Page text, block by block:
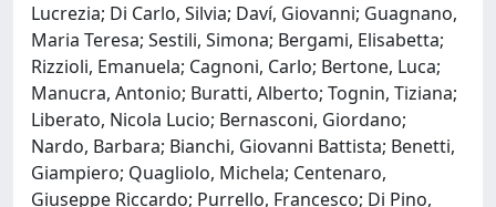
Lucrezia; Di Carlo, Silvia; Daví, Giovanni; Guagnano,
Maria Teresa; Sestili, Simona; Bergami, Elisabetta;
Rizzioli, Emanuela; Cagnoni, Carlo; Bertone, Luca;
Manucra, Antonio; Buratti, Alberto; Tognin, Tiziana;
Liberato, Nicola Lucio; Bernasconi, Giordano;
Nardo, Barbara; Bianchi, Giovanni Battista; Benetti,
Giampiero; Quagliolo, Michela; Centenaro,
Giuseppe Riccardo; Purrello, Francesco; Di Pino,